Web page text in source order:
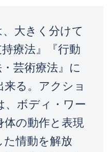
大きく分けて
持療法』『行動
芸術療法』に
る。アクショ
、ボディ・ワー
体の動作と表現
た情動を解放